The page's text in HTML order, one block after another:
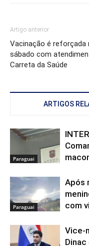
Artigo anterior
Vacinação é reforçada
sábado com
Carreta da Saúde
ARTIGOS
Paraguai
Paraguai
Após
com
Vice-